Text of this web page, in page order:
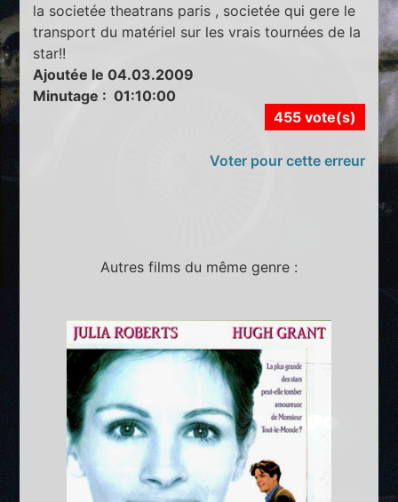
la societée theatrans paris , societée qui gere le
transport du matériel sur les vrais tournées de la
star!!
Ajoutée le 04.03.2009
Minutage : 01:10:00
455 vote(s)
Voter pour cette erreur
Autres films du même genre :